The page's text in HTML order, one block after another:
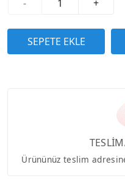
-
+
Ürününüz teslim